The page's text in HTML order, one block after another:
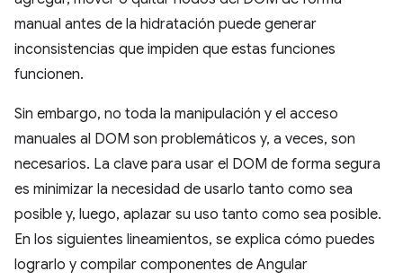
manual antes de la hidratación puede generar
inconsistencias que impiden que estas funciones
funcionen.
Sin embargo, no toda la manipulación y el acceso
manuales al DOM son problemáticos y, a veces, son
necesarios. La clave para usar el DOM de forma segura
es minimizar la necesidad de usarlo tanto como sea
posible y, luego, aplazar su uso tanto como sea posible.
En los siguientes lineamientos, se explica cómo puedes
lograrlo y compilar componentes de Angular